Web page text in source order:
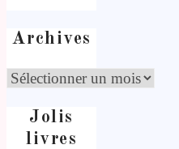
Archives
Jolis
livres